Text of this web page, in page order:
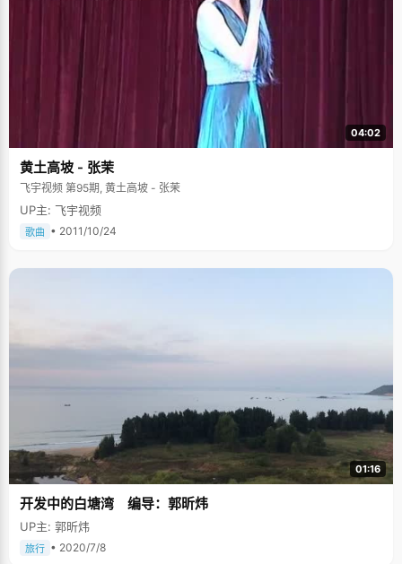
04:02
黄土高坡 - 张茉
飞宇视频 第95期, 黄土高坡 - 张茉
UP主: 飞宇视频
歌曲 • 2011/10/24
01:16
开发中的白塘湾 编导：郭昕炜
UP主: 郭昕炜
旅行 • 2020/7/8